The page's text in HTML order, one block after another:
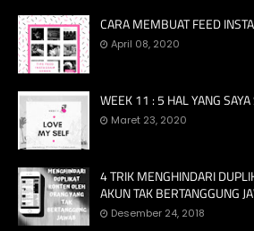
CARA MEMBUAT FEED
April 08, 2020
WEEK 11 : 5 HAL YANG
Maret 23, 2020
4 TRIK MENGHINDARI
AKUN TAK BERTANGGUNG
Desember 24, 2018